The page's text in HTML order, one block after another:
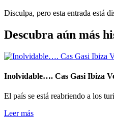
Disculpa, pero esta entrada está
Descubra aún más
Inolvidable…. Cas Gasi Ibiza
El país se está reabriendo a los
Leer más